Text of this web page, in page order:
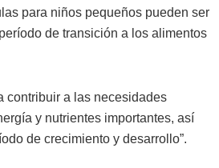
para niños pequeños pueden ser
de transición a los alimentos
contribuir a las necesidades
y nutrientes importantes, así
de crecimiento y desarrollo”.